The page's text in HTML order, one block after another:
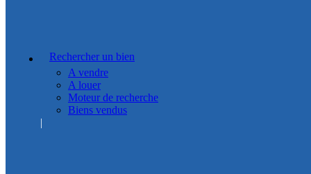
Rechercher un bien
A vendre
A louer
Moteur de recherche
Biens vendus